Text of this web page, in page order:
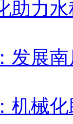
助力
发展
机械